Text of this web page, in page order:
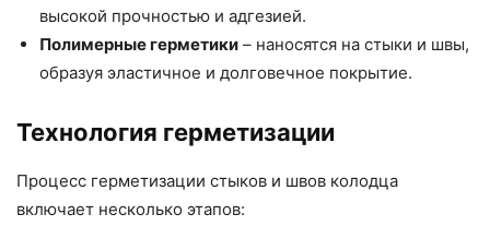
высокой прочностью и адгезией.
Полимерные герметики – наносятся на стыки и швы,
образуя эластичное и долговечное покрытие.
Технология герметизации
Процесс герметизации стыков и швов колодца
включает несколько этапов: